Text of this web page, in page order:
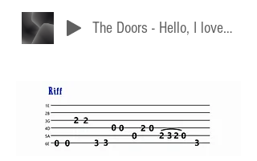
The Doors - Hello, I love you